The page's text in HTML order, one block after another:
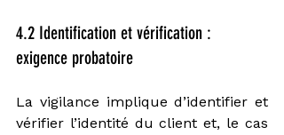
4.2 Identification et vérification :
exigence probatoire
La vigilance implique d’identifier et
vérifier l’identité du client et, le cas